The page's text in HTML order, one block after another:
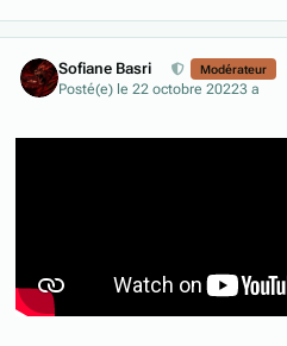
Sofiane Basri Modérateur
Posté(e) le 22 octobre 20223 a